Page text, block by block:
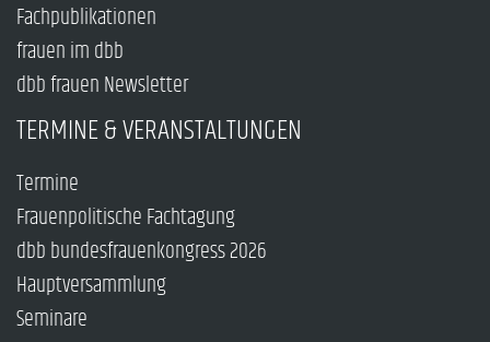
Fachpublikationen
frauen im dbb
dbb frauen Newsletter
TERMINE & VERANSTALTUNGEN
Termine
Frauenpolitische Fachtagung
dbb bundesfrauenkongress 2026
Hauptversammlung
Seminare